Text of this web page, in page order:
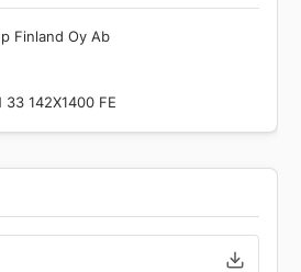
Finland Oy Ab
33 142X1400 FE